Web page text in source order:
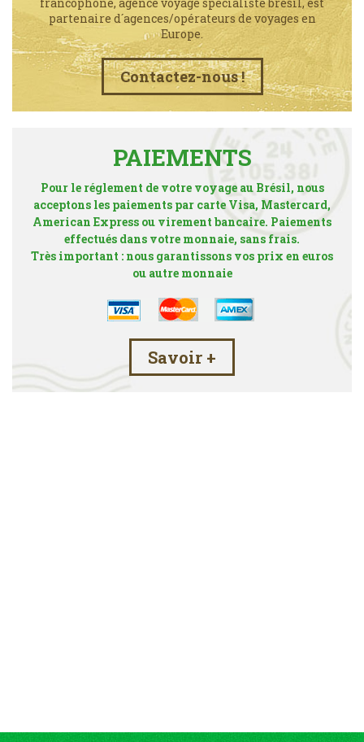
francophone, agence voyage spécialiste brésil, est
partenaire d´agences/opérateurs de voyages en
Europe.
Contactez-nous !
PAIEMENTS
Pour le réglement de votre voyage au Brésil, nous
acceptons les paiements par carte Visa, Mastercard,
American Express ou virement bancaire. Paiements
effectués dans votre monnaie, sans frais.
Très important : nous garantissons vos prix en euros
ou autre monnaie
Savoir +